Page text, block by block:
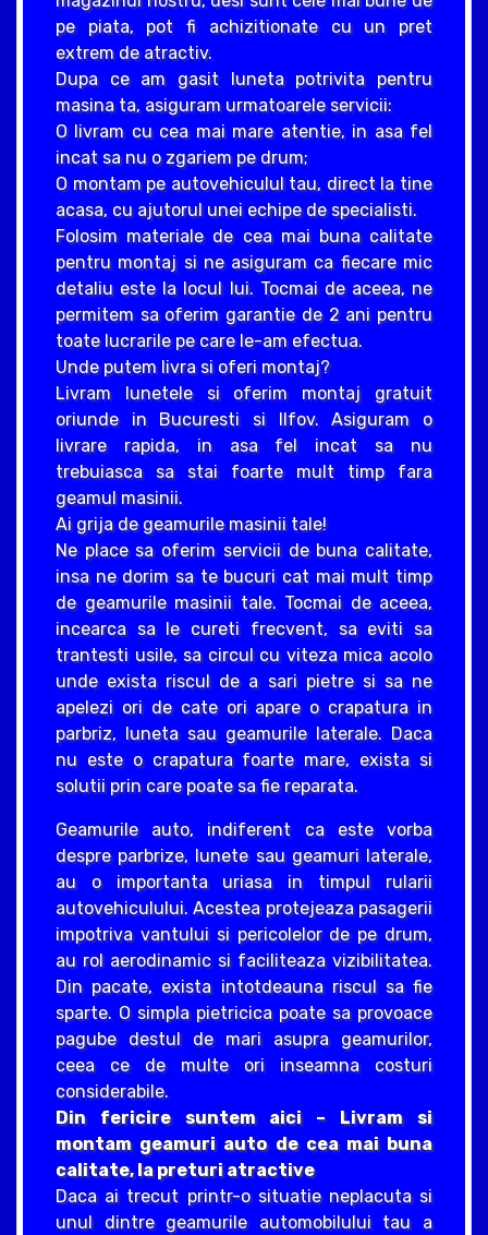
pe piata, pot fi achizitionate cu un pret
extrem de atractiv.
Dupa ce am gasit luneta potrivita pentru
masina ta, asiguram urmatoarele servicii:
O livram cu cea mai mare atentie, in asa fel
incat sa nu o zgariem pe drum;
O montam pe autovehiculul tau, direct la tine
acasa, cu ajutorul unei echipe de specialisti.
Folosim materiale de cea mai buna calitate
pentru montaj si ne asiguram ca fiecare mic
detaliu este la locul lui. Tocmai de aceea, ne
permitem sa oferim garantie de 2 ani pentru
toate lucrarile pe care le-am efectua.
Unde putem livra si oferi montaj?
Livram lunetele si oferim montaj gratuit
oriunde in Bucuresti si Ilfov. Asiguram o
livrare rapida, in asa fel incat sa nu
trebuiasca sa stai foarte mult timp fara
geamul masinii.
Ai grija de geamurile masinii tale!
Ne place sa oferim servicii de buna calitate,
insa ne dorim sa te bucuri cat mai mult timp
de geamurile masinii tale. Tocmai de aceea,
incearca sa le cureti frecvent, sa eviti sa
trantesti usile, sa circul cu viteza mica acolo
unde exista riscul de a sari pietre si sa ne
apelezi ori de cate ori apare o crapatura in
parbriz, luneta sau geamurile laterale. Daca
nu este o crapatura foarte mare, exista si
solutii prin care poate sa fie reparata.
Geamurile auto, indiferent ca este vorba
despre parbrize, lunete sau geamuri laterale,
au o importanta uriasa in timpul rularii
autovehiculului. Acestea protejeaza pasagerii
impotriva vantului si pericolelor de pe drum,
au rol aerodinamic si faciliteaza vizibilitatea.
Din pacate, exista intotdeauna riscul sa fie
sparte. O simpla pietricica poate sa provoace
pagube destul de mari asupra geamurilor,
ceea ce de multe ori inseamna costuri
considerabile.
Din fericire suntem aici – Livram si
montam geamuri auto de cea mai buna
calitate, la preturi atractive
Daca ai trecut printr-o situatie neplacuta si
unul dintre geamurile automobilului tau a